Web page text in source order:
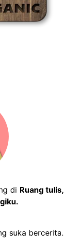
di Ruang tulis,
suka bercerita.